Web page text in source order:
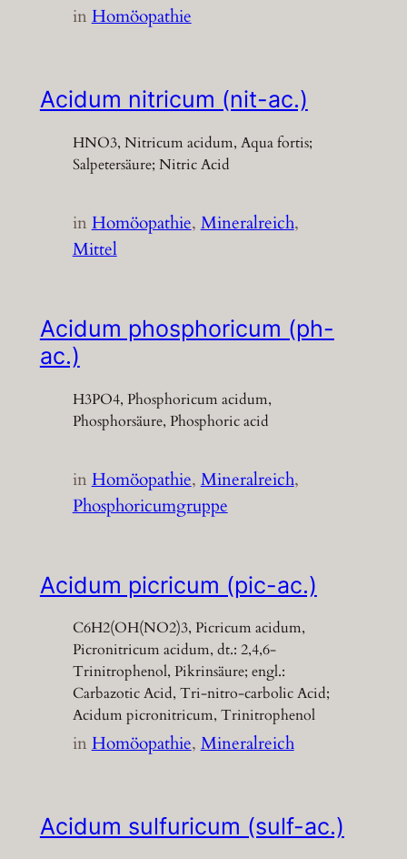
inHomöopathie
Acidum nitricum (nit-ac.)
HNO3, Nitricum acidum, Aqua fortis;
Salpetersäure; Nitric Acid
inHomöopathie, Mineralreich
Mittel
Acidum phosphoricum (ph-
ac.)
H3PO4, Phosphoricum acidum,
Phosphorsäure, Phosphoric acid
inHomöopathie, Mineralreich
Phosphoricumgruppe
Acidum picricum (pic-ac.)
C6H2(OH(NO2)3, Picricum acidum,
Picronitricum acidum, dt.: 2,4,6-
Trinitrophenol, Pikrinsäure; engl.:
Carbazotic Acid, Tri-nitro-carbolic Acid;
Acidum picronitricum, Trinitrophenol
inHomöopathie, Mineralreich
Acidum sulfuricum (sulf-ac.)